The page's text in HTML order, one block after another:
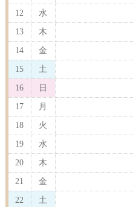
12 水
13 木
14 金
15 土
16 日
17 月
18 火
19 水
20 木
21 金
22 土